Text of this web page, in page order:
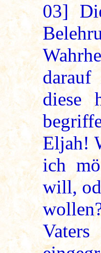
03]
darauf
diese
Eljah!
ich
will,